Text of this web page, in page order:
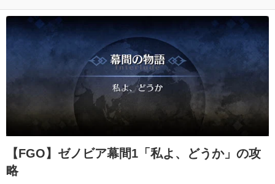
【FGO】 ゼノビア幕間1「私よ、どうか」の攻
略